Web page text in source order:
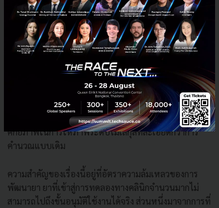
ปฏิกิริยากันตลอดเวลา ความสัมพันธ์เหล่านี้เป็นตัวกำหนด
ว่ายาจะจับกับเป้าหมายได้ดีแค่ไหน มีผลข้างเคียงหรือไม่
และควรปรับโครงสร้างโมเลกุลอย่างไร
คอมพิวเตอร์ทั่วไปจำลองสิ่งเหล่านี้ได้ด้วยการประมาณค่า
และลดทอนความซับซ้อนลง ซึ่งอาจทำให้ผลลัพธ์คลาด
เคลื่อน โดยเฉพาะในระบบโมเลกุลที่ซับซ้อนมาก ขณะที่
การจำลองด้วยควอนตัมใช้หลักฟิสิกส์เดียวกับที่อธิบาย
พฤติกรรมของอะตอมและอิเล็กตรอนโดยตรง จึงมี
ศักยภาพในการให้ภาพระดับโมเลกุลที่ละเอียดกว่าการ
คำนวณแบบเดิม
ความสำคัญของเรื่องนี้อยู่ที่อัตราความล้มเหลวของการ
พัฒนายา ยาที่เข้าสู่การทดลองทางคลินิกจำนวนมากไม่
สามารถไปถึงขั้นอนุมัติใช้งานได้จริง ส่วนหนึ่งมาจากการที่